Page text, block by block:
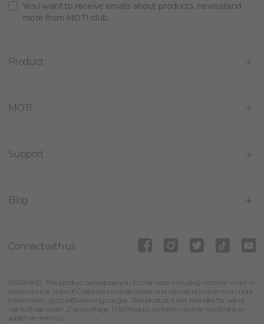
Yes,I want to receive emails about products, newsstand
more from MOTI club.
Product
MOTI
Support
Blog
Connect with us
WARNING: This product can expose you to chemicals including nicotine, which is
known to the State of California to cause cancer and reproductive harm or more
information, go to p65warnings.ca.gov. This product is not intended for sale or
use to those under 21 years of age. This Product contains nicotine. Nicotine is an
addictive chemical.